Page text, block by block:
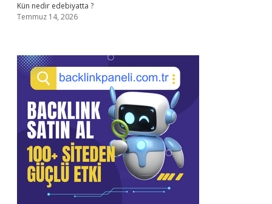
Kün nedir edebiyatta ?
Temmuz 14, 2026